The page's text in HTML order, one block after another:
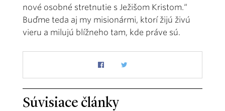
nové osobné stretnutie s Ježišom Kristom.“
Buďme teda aj my misionármi, ktorí žijú živú
vieru a milujú blížneho tam, kde práve sú.
Súvisiace články